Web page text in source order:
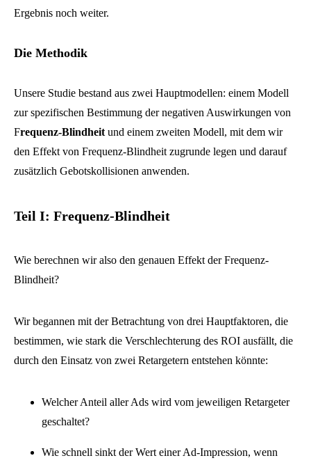
Ergebnis noch weiter.
Die Methodik
Unsere Studie bestand aus zwei Hauptmodellen: einem Modell
zur spezifischen Bestimmung der negativen Auswirkungen von
Frequenz-Blindheit und einem zweiten Modell, mit dem wir
den Effekt von Frequenz-Blindheit zugrunde legen und darauf
zusätzlich Gebotskollisionen anwenden.
Teil I: Frequenz-Blindheit
Wie berechnen wir also den genauen Effekt der Frequenz-
Blindheit?
Wir begannen mit der Betrachtung von drei Hauptfaktoren, die
bestimmen, wie stark die Verschlechterung des ROI ausfällt, die
durch den Einsatz von zwei Retargetern entstehen könnte:
Welcher Anteil aller Ads wird vom jeweiligen Retargeter
geschaltet?
Wie schnell sinkt der Wert einer Ad-Impression, wenn